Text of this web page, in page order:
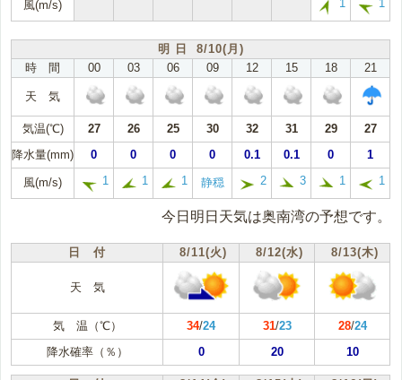
風(m/s) 1 1
明 日 8/10(月)
時 間
00 03 06 09 12 15 18 21
天 気
気温(℃) 27 26 25 30 32 31 29
27
降水量(mm)
0 0 0 0 0.1 0.1 0 1
風(m/s) 1 1 1 静穏 2 3 1 1
今日明日天気は奥南湾の予想です。
日 付 8/11(火) 8/12(水) 8/13(木)
天 気
気 温（℃） 34/24 31/23 28/24
降水確率（％）
0 20 10